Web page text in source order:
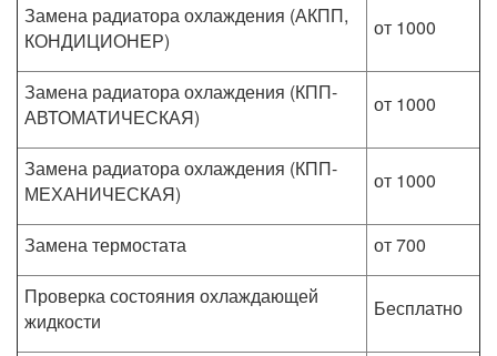
Замена радиатора охлаждения (АКПП,
КОНДИЦИОНЕР)
от 1000
Замена радиатора охлаждения (КПП-
АВТОМАТИЧЕСКАЯ)
от 1000
Замена радиатора охлаждения (КПП-
МЕХАНИЧЕСКАЯ)
от 1000
Замена термостата
от 700
Проверка состояния охлаждающей
жидкости
Бесплатно